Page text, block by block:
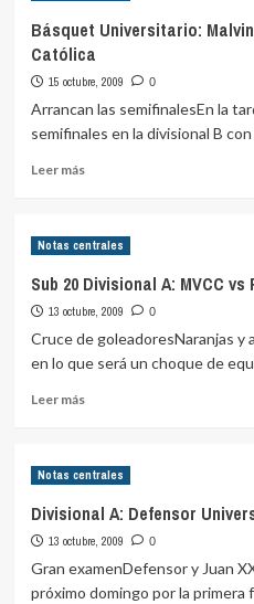
A:
MVCC
3
U.
1
Básquet Universitario:
Católica
15 octubre, 2009 0
Arrancan las semifinalesEn la
semifinales en la divisional B
Leer másLeer
Universitario:
vs
Verones
y
Crandon
U
Notas centrales
Sub 20 Divisional A: MVCC vs
13 octubre, 2009 0
Cruce de goleadoresNaranjas y
en lo que será un choque de
Leer másLeer
20
A:
MVCC
vs
Peñarol
Notas centrales
Divisional A: Defensor
13 octubre, 2009 0
Gran examenDefensor y Juan
próximo domingo por la primera